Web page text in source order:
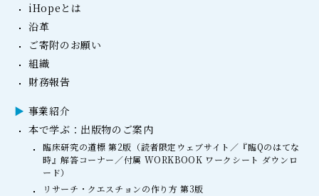
iHopeとは
沿革
ご寄附のお願い
組織
財務報告
事業紹介
本で学ぶ：出版物のご案内
臨床研究の道標 第2版（読者限定ウェブサイト／『臨Qのはてな
時』解答コーナー／付属 WORKBOOK ワークシート ダウンロ
ード）
リサーチ・クエスチョンの作り方 第3版